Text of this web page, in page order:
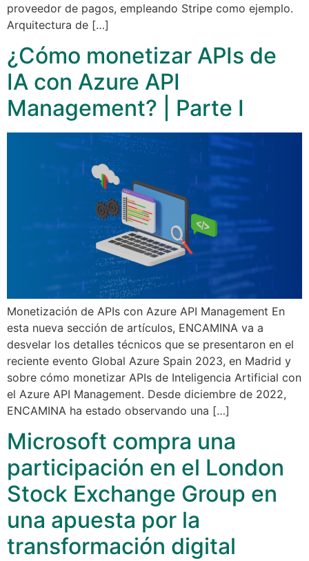
proveedor de pagos, empleando Stripe como ejemplo.
Arquitectura de […]
¿Cómo monetizar APIs de
IA con Azure API
Management? | Parte I
Monetización de APIs con Azure API Management En
esta nueva sección de artículos, ENCAMINA va a
desvelar los detalles técnicos que se presentaron en el
reciente evento Global Azure Spain 2023, en Madrid y
sobre cómo monetizar APIs de Inteligencia Artificial con
el Azure API Management. Desde diciembre de 2022,
ENCAMINA ha estado observando una […]
Microsoft compra una
participación en el London
Stock Exchange Group en
una apuesta por la
transformación digital